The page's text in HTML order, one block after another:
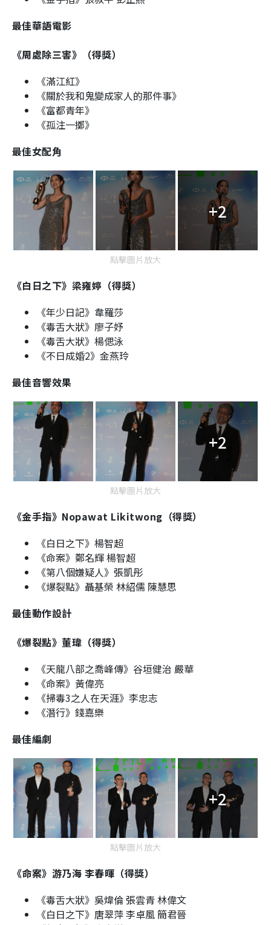
最佳華語電影
《周處除三害》（得獎）
《滿江紅》
《關於我和鬼變成家人的那件事》
《富都青年》
《孤注一擲》
最佳女配角
+2
點擊圖片放大
《白日之下》梁雍婷（得獎）
《年少日記》韋羅莎
《毒舌大狀》廖子妤
《毒舌大狀》楊偲泳
《不日成婚2》金燕玲
最佳音響效果
+2
點擊圖片放大
《金手指》Nopawat Likitwong（得獎）
《白日之下》楊智超
《命案》鄭名輝 楊智超
《第八個嫌疑人》張凱彤
《爆裂點》聶基榮 林紹儒 陳慧思
最佳動作設計
《爆裂點》董瑋（得獎）
《天龍八部之喬峰傳》谷垣健治 嚴華
《命案》黃偉亮
《掃毒3之人在天涯》李忠志
《潛行》錢嘉樂
最佳編劇
+2
點擊圖片放大
《命案》游乃海 李春暉（得獎）
《毒舌大狀》吳煒倫 張雲青 林偉文
《白日之下》唐翠萍 李卓風 簡君晉